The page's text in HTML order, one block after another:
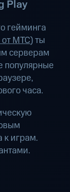
Play
гейминга
от МТС) ты
серверам
популярные
часа.
к играм.